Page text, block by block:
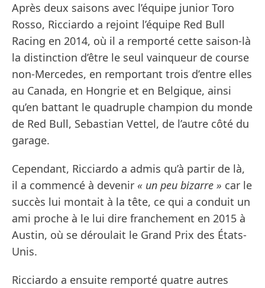
Après deux saisons avec l’équipe junior Toro
Rosso, Ricciardo a rejoint l’équipe Red Bull
Racing en 2014, où il a remporté cette saison-là
la distinction d’être le seul vainqueur de course
non-Mercedes, en remportant trois d’entre elles
au Canada, en Hongrie et en Belgique, ainsi
qu’en battant le quadruple champion du monde
de Red Bull, Sebastian Vettel, de l’autre côté du
garage.
Cependant, Ricciardo a admis qu’à partir de là,
il a commencé à devenir « un peu bizarre » car le
succès lui montait à la tête, ce qui a conduit un
ami proche à le lui dire franchement en 2015 à
Austin, où se déroulait le Grand Prix des États-
Unis.
Ricciardo a ensuite remporté quatre autres